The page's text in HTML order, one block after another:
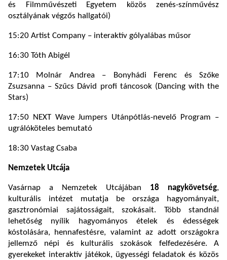
és Filmművészeti Egyetem közös zenés-színművész
osztályának végzős hallgatói)
15:20 Artist Company – interaktív gólyalábas műsor
16:30 Tóth Abigél
17:10 Molnár Andrea – Bonyhádi Ferenc és Szőke
Zsuzsanna – Szűcs Dávid profi táncosok (Dancing with the
Stars)
17:50 NEXT Wave Jumpers Utánpótlás-nevelő Program –
ugrálóköteles bemutató
18:30 Vastag Csaba
Nemzetek Utcája
Vasárnap a Nemzetek Utcájában 18 nagykövetség,
kulturális intézet mutatja be országa hagyományait,
gasztronómiai sajátosságait, szokásait. Több standnál
lehetőség nyílik hagyományos ételek és édességek
kóstolására, hennafestésre, valamint az adott országokra
jellemző népi és kulturális szokások felfedezésére. A
gyerekeket interaktív játékok, ügyességi feladatok és közös